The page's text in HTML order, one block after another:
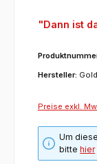
"Dann ist
Hersteller:
Preise exkl.
Um
bittehier